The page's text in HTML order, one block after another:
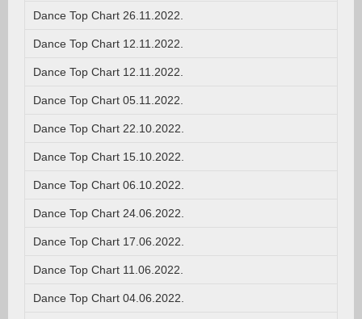
Dance Top Chart 26.11.2022.
Dance Top Chart 12.11.2022.
Dance Top Chart 12.11.2022.
Dance Top Chart 05.11.2022.
Dance Top Chart 22.10.2022.
Dance Top Chart 15.10.2022.
Dance Top Chart 06.10.2022.
Dance Top Chart 24.06.2022.
Dance Top Chart 17.06.2022.
Dance Top Chart 11.06.2022.
Dance Top Chart 04.06.2022.